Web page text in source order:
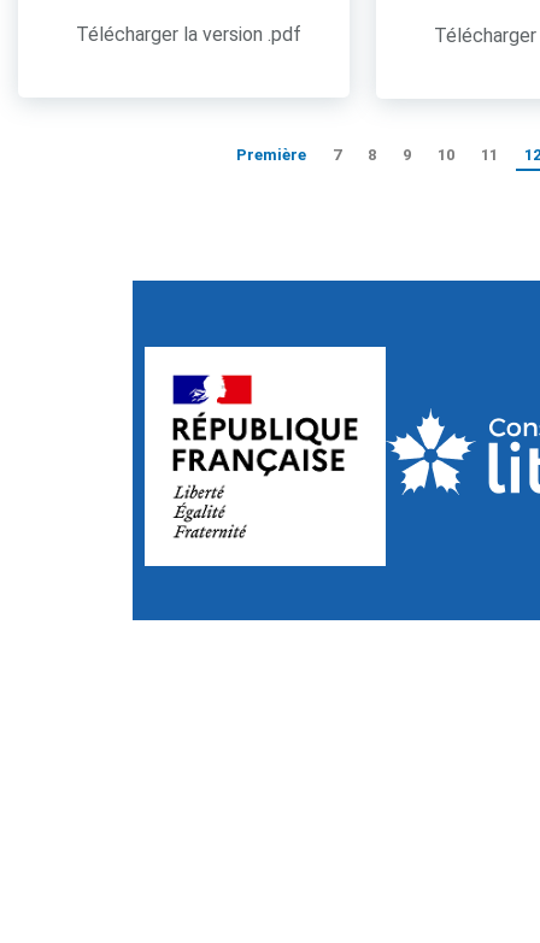
Télécharger la version .pdf
Première 7 8 9 10 11 12